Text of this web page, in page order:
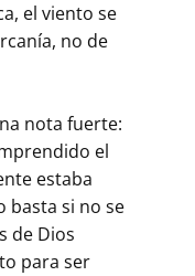
el viento se
no de
nota fuerte:
el
estaba
basta si no se
de Dios
para ser